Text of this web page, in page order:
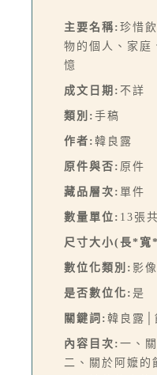
主要名稱: 珍惜
物的個人、家庭
憶
成文日期: 不詳
類別: 手稿
作者: 韓良露
原件與否: 原件
藏品層次: 單件
數量單位: 13張
尺寸大小(長*寬
數位化類別: 影
是否數位化: 是
關鍵詞: 韓良露
內容目次: 一、
二、關於阿嬤的